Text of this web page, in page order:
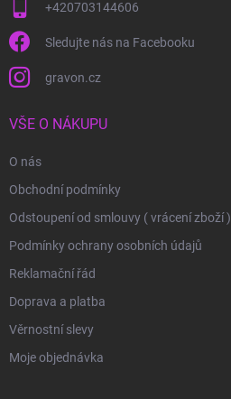
+420703144606
Sledujte nás na Facebooku
gravon.cz
VŠE O NÁKUPU
O nás
Obchodní podmínky
Odstoupení od smlouvy ( vrácení zboží )
Podmínky ochrany osobních údajů
Reklamační řád
Doprava a platba
Věrnostní slevy
Moje objednávka